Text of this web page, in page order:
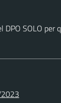
DPO SOLO per